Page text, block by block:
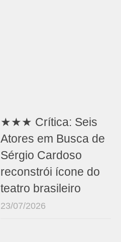
★★★ Crítica: Seis
Atores em Busca de
Sérgio Cardoso
reconstrói ícone do
teatro brasileiro
23/07/2026